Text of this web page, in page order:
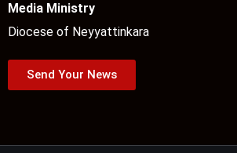
Media Ministry
Diocese of Neyyattinkara
Send Your News